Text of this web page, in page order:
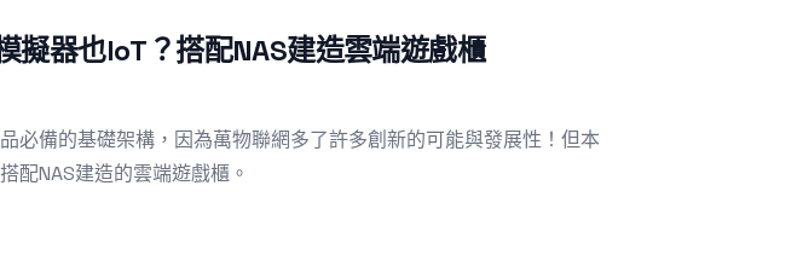
擬器也IoT？搭配NAS建造雲端遊戲櫃
備的基礎架構，因為萬物聯網多了許多創新的可能與發展性！但本
配NAS建造的雲端遊戲櫃。